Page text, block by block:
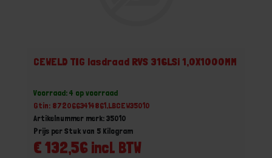
CEWELD TIG lasdraad RVS 316LSi 1,0X1000MM
Voorraad: 4 op voorraad
Gtin: 8720663414861,LBCEW35010
Artikelnummer merk: 35010
€ 132,56 incl. BTW
Prijs per Stuk van 5 Kilogram